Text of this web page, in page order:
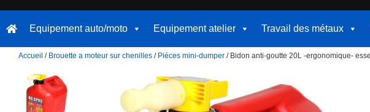
Equipement auto/moto Equipement atelier Travail des métaux
Accueil / Brouette a moteur sur chenilles / Piéces mini-dumper / Bidon anti-goutte 20L -ergonomique-